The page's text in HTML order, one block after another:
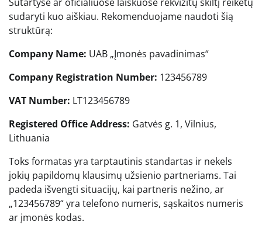
sudaryti kuo aiškiau. Rekomenduojame naudoti šią
struktūrą:
Company Name: UAB „Įmonės pavadinimas“
Company Registration Number: 123456789
VAT Number: LT123456789
Registered Office Address: Gatvės g. 1, Vilnius,
Lithuania
Toks formatas yra tarptautinis standartas ir nekels
jokių papildomų klausimų užsienio partneriams. Tai
padeda išvengti situacijų, kai partneris nežino, ar
„123456789“ yra telefono numeris, sąskaitos numeris
ar įmonės kodas.